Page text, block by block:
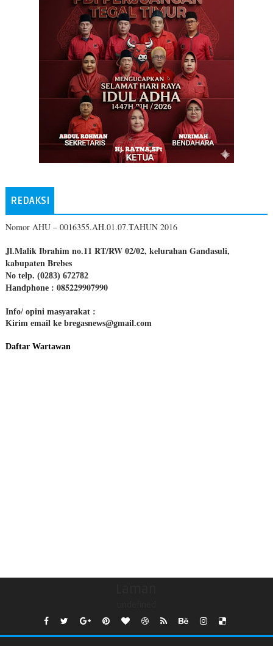
REDAKSI
Nomor AHU – 0016355.AH.01.07.TAHUN 2016
Jl.Malik Ibrahim no.11 RT/RW 02/02, kelurahan Gandasuli,
kabupaten Brebes
No telp. (0283) 672782
Handphone : 085229907990
Info/ opini masyarakat :
Kirim email ke bregasnews@gmail.com
Daftar Wartawan